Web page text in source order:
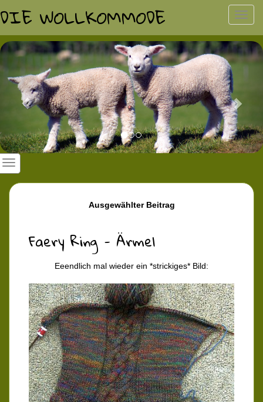
DIE WOLLKOMMODE
Previous
Ausgewählter Beitrag
Faery Ring - Ärmel
Eeendlich mal wieder ein *strickiges* Bild: